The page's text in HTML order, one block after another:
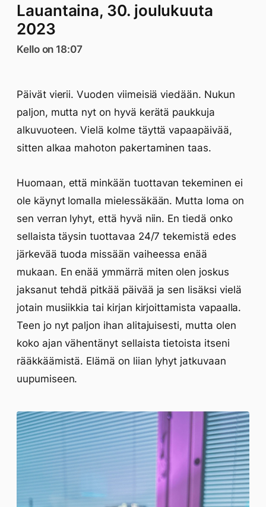
Lauantaina, 30. joulukuuta
2023
Kello on 18:07
Päivät vierii. Vuoden viimeisiä viedään. Nukun
paljon, mutta nyt on hyvä kerätä paukkuja
alkuvuoteen. Vielä kolme täyttä vapaapäivää,
sitten alkaa mahoton pakertaminen taas.
Huomaan, että minkään tuottavan tekeminen ei
ole käynyt lomalla mielessäkään. Mutta loma on
sen verran lyhyt, että hyvä niin. En tiedä onko
sellaista täysin tuottavaa 24/7 tekemistä edes
järkevää tuoda missään vaiheessa enää
mukaan. En enää ymmärrä miten olen joskus
jaksanut tehdä pitkää päivää ja sen lisäksi vielä
jotain musiikkia tai kirjan kirjoittamista vapaalla.
Teen jo nyt paljon ihan alitajuisesti, mutta olen
koko ajan vähentänyt sellaista tietoista itseni
rääkkäämistä. Elämä on liian lyhyt jatkuvaan
uupumiseen.